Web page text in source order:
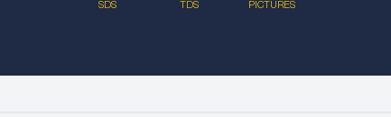
SDS TDS PICTURES